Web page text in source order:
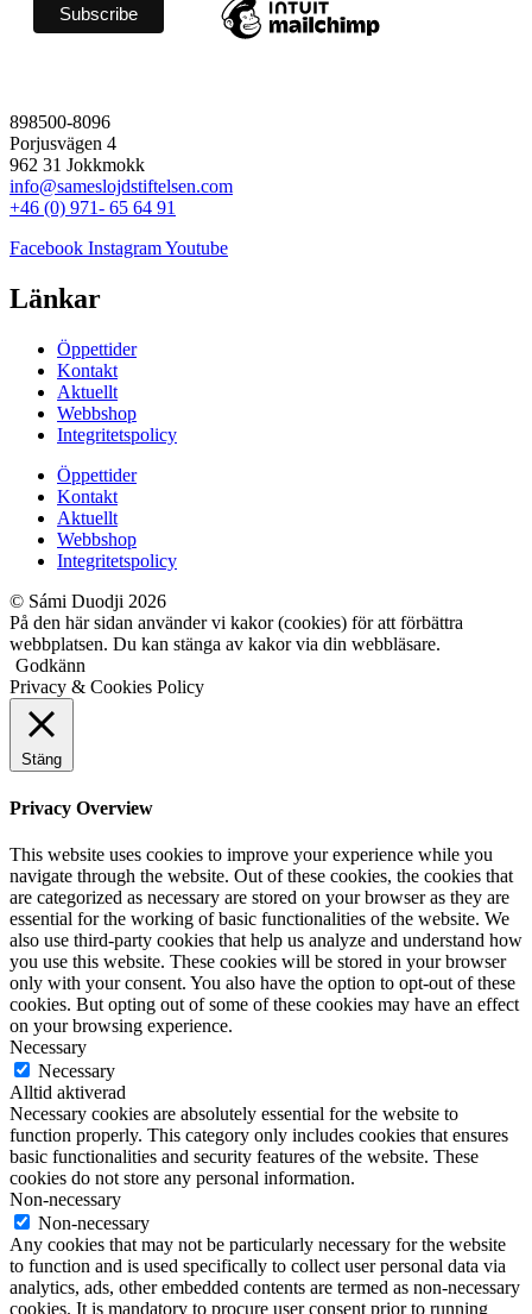
898500-8096
Porjusvägen 4
962 31 Jokkmokk
info@sameslojdstiftelsen.com
+46 (0) 971- 65 64 91
Facebook InstagramYoutube
Länkar
Öppettider
Kontakt
Aktuellt
Webbshop
Integritetspolicy
Öppettider
Kontakt
Aktuellt
Webbshop
Integritetspolicy
© Sámi Duodji 2026
På den här sidan använder vi kakor (cookies) för att förbättra
webbplatsen. Du kan stänga av kakor via din webbläsare.
Godkänn
Privacy & Cookies Policy
Stäng
Privacy Overview
This website uses cookies to improve your experience while you
navigate through the website. Out of these cookies, the cookies that
are categorized as necessary are stored on your browser as they are
essential for the working of basic functionalities of the website. We
also use third-party cookies that help us analyze and understand how
you use this website. These cookies will be stored in your browser
only with your consent. You also have the option to opt-out of these
cookies. But opting out of some of these cookies may have an effect
on your browsing experience.
Necessary
Necessary
Alltid aktiverad
Necessary cookies are absolutely essential for the website to
function properly. This category only includes cookies that ensures
basic functionalities and security features of the website. These
cookies do not store any personal information.
Non-necessary
Non-necessary
Any cookies that may not be particularly necessary for the website
to function and is used specifically to collect user personal data via
analytics, ads, other embedded contents are termed as non-necessary
cookies. It is mandatory to procure user consent prior to running